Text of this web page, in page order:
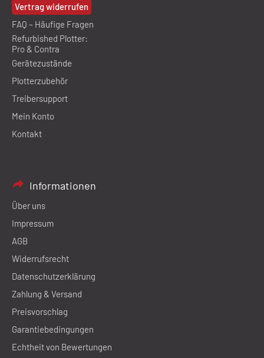
Vertrag widerrufen
FAQ – Häufige Fragen
Refurbished Plotter:
Pro & Contra
Gerätezustände
Plotterzubehör
Treibersupport
Mein Konto
Kontakt
Informationen
Über uns
Impressum
AGB
Widerrufsrecht
Datenschutzerklärung
Zahlung & Versand
Preisvorschlag
Garantiebedingungen
Echtheit von Bewertungen